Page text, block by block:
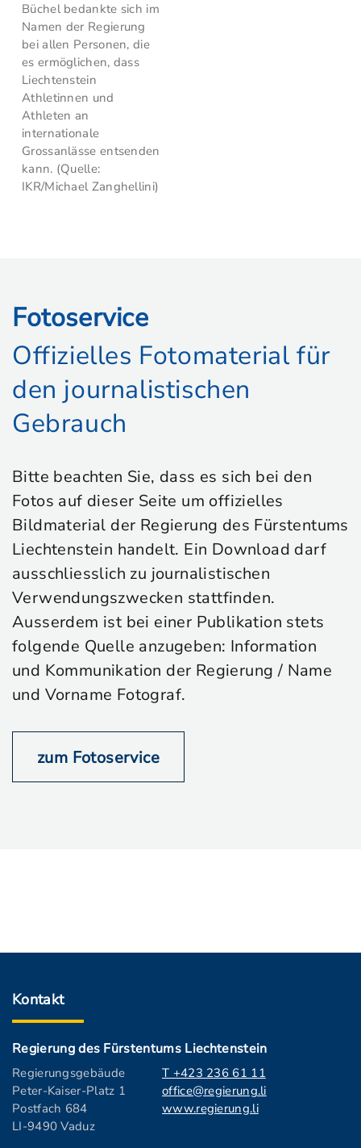
Büchel bedankte sich im
Namen der Regierung
bei allen Personen, die
es ermöglichen, dass
Liechtenstein
Athletinnen und
Athleten an
internationale
Grossanlässe entsenden
kann. (Quelle:
IKR/Michael Zanghellini)
Fotoservice
Offizielles Fotomaterial für
den journalistischen
Gebrauch
Bitte beachten Sie, dass es sich bei den
Fotos auf dieser Seite um offizielles
Bildmaterial der Regierung des Fürstentums
Liechtenstein handelt. Ein Download darf
ausschliesslich zu journalistischen
Verwendungszwecken stattfinden.
Ausserdem ist bei einer Publikation stets
folgende Quelle anzugeben: Information
und Kommunikation der Regierung / Name
und Vorname Fotograf.
zum Fotoservice
Kontakt
Regierung des Fürstentums Liechtenstein
Regierungsgebäude
Peter-Kaiser-Platz 1
Postfach 684
LI-9490 Vaduz
T +423 236 61 11
office@regierung.li
www.regierung.li